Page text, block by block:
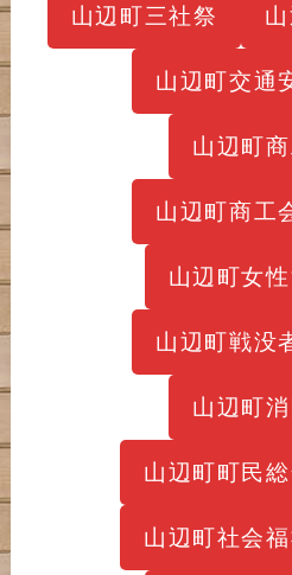
山辺町三社祭
山辺町交通
山辺町
山辺町商工
山辺町女
山辺町戦没
山辺町
山辺町町民
山辺町社会